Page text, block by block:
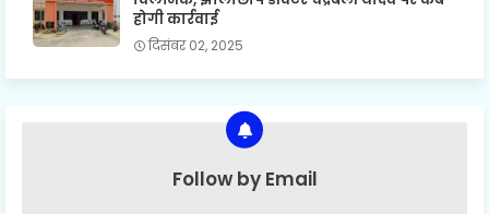
होगी कार्रवाई
दिसंबर 02, 2025
Follow by Email